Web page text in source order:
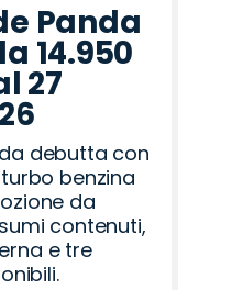
Panda
14.950
27
debutta con
benzina
da
contenuti,
e tre